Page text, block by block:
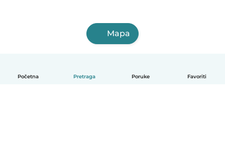
Početna Pretraga Poruke Favoriti
Mapa